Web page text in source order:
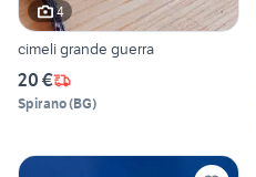
4
cimeli grande guerra
20 €
Spirano(BG)